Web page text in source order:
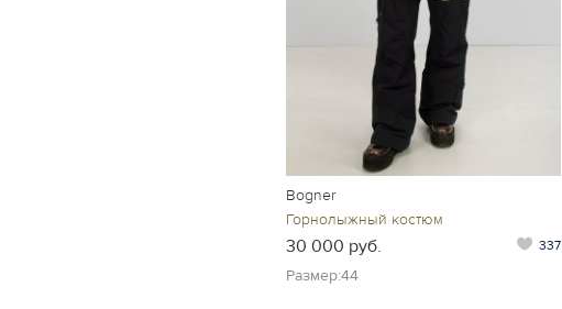
Bogner
Горнолыжный костюм
30 000 руб. 337
Размер:44